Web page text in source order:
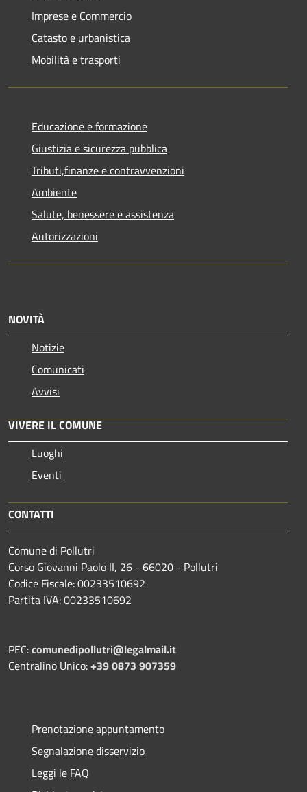
Imprese e Commercio
Catasto e urbanistica
Mobilità e trasporti
Educazione e formazione
Giustizia e sicurezza pubblica
Tributi,finanze e contravvenzioni
Ambiente
Salute, benessere e assistenza
Autorizzazioni
NOVITÀ
Notizie
Comunicati
Avvisi
VIVERE IL COMUNE
Luoghi
Eventi
CONTATTI
Comune di Pollutri
Corso Giovanni Paolo II, 26 - 66020 - Pollutri
Codice Fiscale: 00233510692
Partita IVA: 00233510692
PEC:comunedipollutri@legalmail.it
Centralino Unico:+39 0873 907359
Prenotazione appuntamento
Segnalazione disservizio
Leggi le FAQ